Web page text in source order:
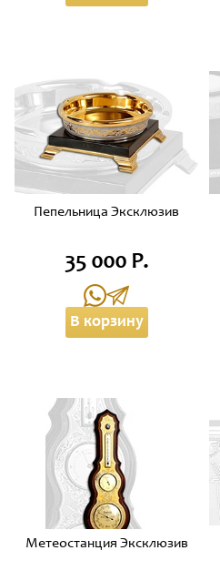
Пепельница Эксклюзив
35 000 Р.
В корзину
Метеостанция Эксклюзив